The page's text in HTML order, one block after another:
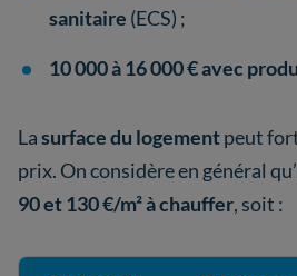
sanitaire (ECS) ;
10 000 à 16 000 €avec
Lasurface du logementpeut
prix. On considère en général
90 et 130 €/m² à chauffer, soit :